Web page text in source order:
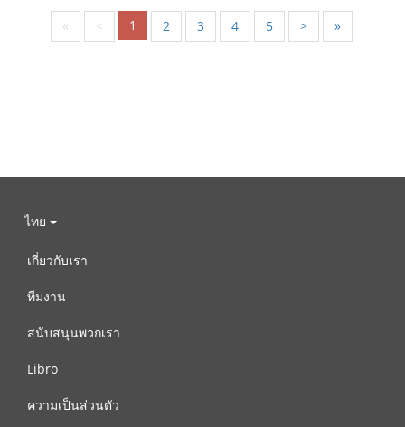
« < 1 2 3 4 5 > »
ไทย
เกี่ยวกับเรา
ทีมงาน
สนับสนุนพวกเรา
Libro
ความเป็นส่วนตัว